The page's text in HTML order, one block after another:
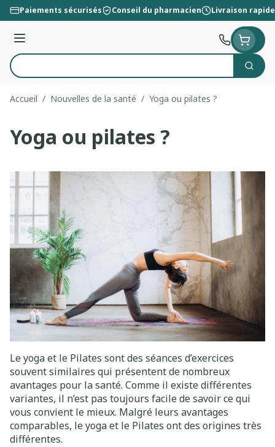
Aller au contenu
Paiements sécurisés Conseil du pharmacien Livraison rapide
Menu
Rechercher
Accueil / Nouvelles de la santé / Yoga ou pilates ?
Yoga ou pilates ?
Le yoga et le Pilates sont des séances d’exercices
souvent similaires qui présentent de nombreux
avantages pour la santé. Comme il existe différentes
variantes, il n’est pas toujours facile de savoir ce qui
vous convient le mieux. Malgré leurs avantages
comparables, le yoga et le Pilates ont des origines très
différentes.